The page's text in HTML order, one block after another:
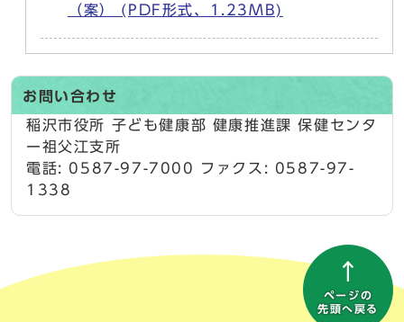
（案） (PDF形式、1.23MB)
お問い合わせ
稲沢市役所 子ども健康部 健康推進課 保健センタ
ー祖父江支所
電話: 0587-97-7000 ファクス: 0587-97-
1338
ページの
先頭へ戻る